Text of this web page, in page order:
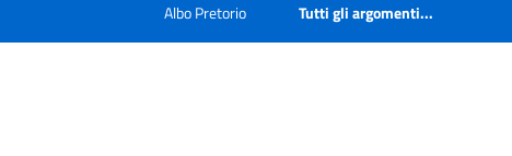
Albo Pretorio Tutti gli argomenti...